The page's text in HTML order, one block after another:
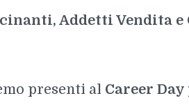
Addetti Vendita e
presenti al Career